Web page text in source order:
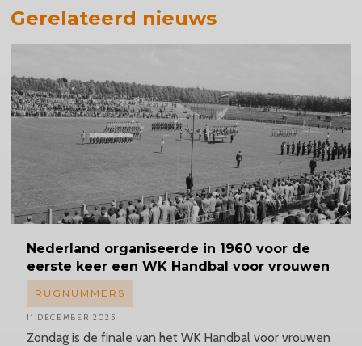
Gerelateerd nieuws
Nederland organiseerde in 1960 voor de
eerste keer een WK Handbal voor vrouwen
Zondag is de finale van het WK Handbal voor vrouwen
RUGNUMMERS
11 DECEMBER 2025